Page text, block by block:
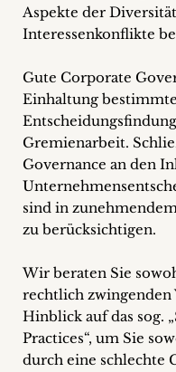
Team
Kontakt
Aspekte der
Interessenkonflikte
Gute Corporate
Einhaltung
Gremienarbeit.
Governance an den
sind in
zu berücksichtigen.
Wir beraten Sie
rechtlich zwingenden
Hinblick auf das sog.
Practices“, um Sie
durch eine schlechte